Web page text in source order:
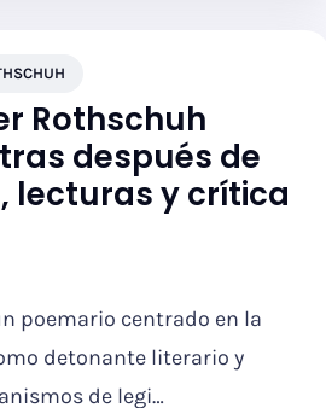
Rothschuh
después de
lecturas y crítica
poemario centrado en la
detonante literario y
de legi…